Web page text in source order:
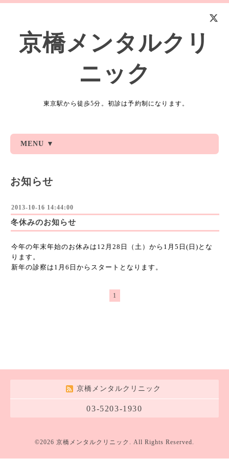
京橋メンタルクリ
ニック
東京駅から徒歩5分。初診は予約制になります。
MENU ▼
お知らせ
2013-10-16 14:44:00
冬休みのお知らせ
今年の年末年始のお休みは12月28日（土）から1月5日(日)とな
ります。
新年の診察は1月6日からスタートとなります。
1
京橋メンタルクリニック
03-5203-1930
©2026 京橋メンタルクリニック . All Rights Reserved.